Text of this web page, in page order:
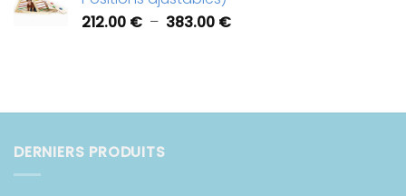
212.00 € – 383.00 €Plage
383.00 €
DERNIERS PRODUITS